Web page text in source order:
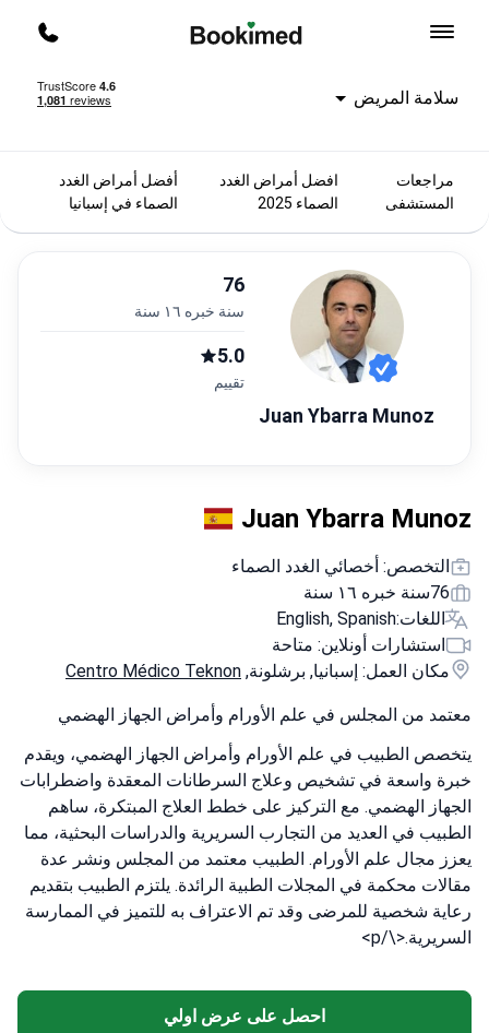
سلامة المريض
مراجعات
المستشفى
افضل أمراض الغدد
الصماء 2025
أفضل أمراض الغدد
الصماء في إسبانيا
Juan Ybarra Munoz
76
سنة خبره ١٦ سنة
5.0
تقييم
Juan Ybarra Munoz
التخصص: أخصائي الغدد الصماء
76سنة خبره ١٦ سنة
اللغات:English, Spanish
استشارات أونلاين: متاحة
مكان العمل: إسبانيا, برشلونة, Centro Médico Teknon
معتمد من المجلس في علم الأورام وأمراض الجهاز الهضمي
يتخصص الطبيب في علم الأورام وأمراض الجهاز الهضمي، ويقدم
خبرة واسعة في تشخيص وعلاج السرطانات المعقدة واضطرابات
الجهاز الهضمي. مع التركيز على خطط العلاج المبتكرة، ساهم
الطبيب في العديد من التجارب السريرية والدراسات البحثية، مما
يعزز مجال علم الأورام. الطبيب معتمد من المجلس ونشر عدة
مقالات محكمة في المجلات الطبية الرائدة. يلتزم الطبيب بتقديم
رعاية شخصية للمرضى وقد تم الاعتراف به للتميز في الممارسة
السريرية.<\/p>
احصل على عرض اولي